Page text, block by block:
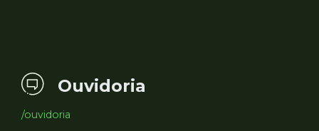
Ouvidoria
/ouvidoria